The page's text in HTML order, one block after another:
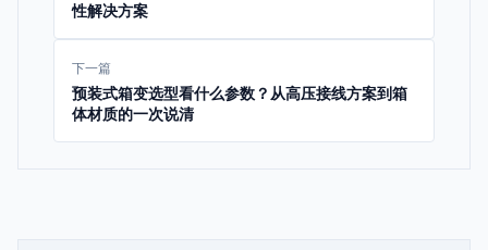
性解决方案
下一篇
预装式箱变选型看什么参数？从高压接线方案到箱
体材质的一次说清